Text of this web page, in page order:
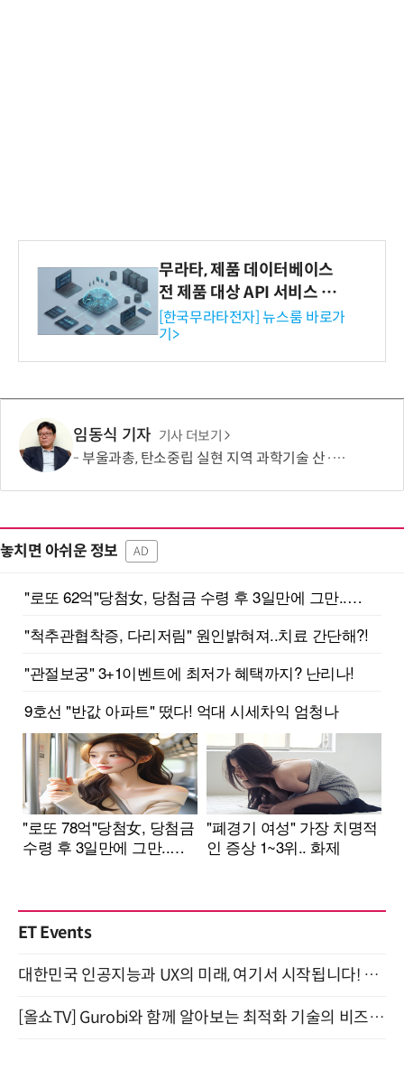
무라타, 제품 데이터베이스
전 제품 대상 API 서비스 제
공…73개 제품 카테고리로
확대
[한국무라타전자] 뉴스룸 바로가
기>
임동식 기자 기사 더보기
부울과총, 탄소중립 실현 지역 과학기술 산·학·연·관 협력 모색
놓치면 아쉬운 정보 AD
ET Events
대한민국 인공지능과 UX의 미래, 여기서 시작됩니다! UX Korea 2026 - Fall 9월 2일 개최
[올쇼TV] Gurobi와 함께 알아보는 최적화 기술의 비즈니스 활용 (8월 20일 생방송)